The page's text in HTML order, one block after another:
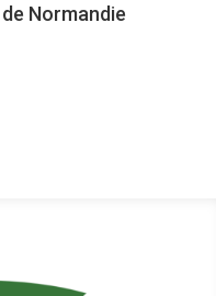
Normandie